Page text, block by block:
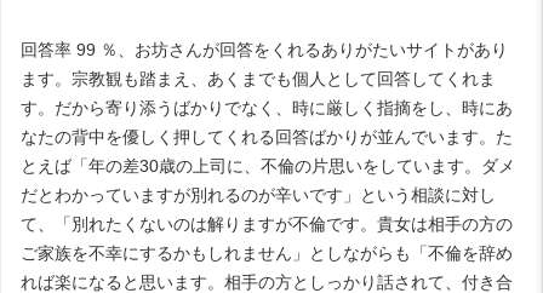
回答率 99 ％、お坊さんが回答をくれるありがたいサイトがあり
ます。宗教観も踏まえ、あくまでも個人として回答してくれま
す。だから寄り添うばかりでなく、時に厳しく指摘をし、時にあ
なたの背中を優しく押してくれる回答ばかりが並んでいます。た
とえば「年の差30歳の上司に、不倫の片思いをしています。ダメ
だとわかっていますが別れるのが辛いです」という相談に対し
て、「別れたくないのは解りますが不倫です。貴女は相手の方の
ご家族を不幸にするかもしれません」としながらも「不倫を辞め
れば楽になると思います。相手の方としっかり話されて、付き合